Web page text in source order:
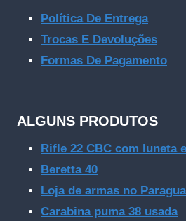
Política De Entrega
Trocas E Devoluções
Formas De Pagamento
ALGUNS PRODUTOS
Rifle 22 CBC com luneta
Beretta 40
Loja de armas no
Carabina puma 38 usada